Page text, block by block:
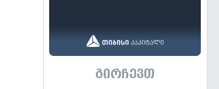
გირჩევთ